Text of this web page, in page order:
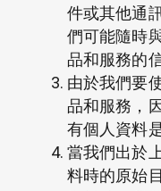
件或其他通
們可能隨時
品和服務的
由於我們要
品和服務，
有個人資料
當我們出於
料時的原始